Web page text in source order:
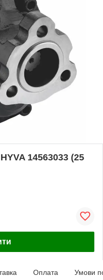
14563033 (25
Оплата Умови